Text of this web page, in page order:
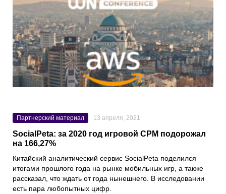
Партнерский материал 13 апреля, 2021
SocialPeta: за 2020 год игровой CPM подорожал
на 166,27%
Китайский аналитический сервис SocialPeta поделился
итогами прошлого года на рынке мобильных игр, а также
рассказал, что ждать от года нынешнего. В исследовании
есть пара любопытных цифр.